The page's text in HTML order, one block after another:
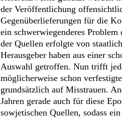
der Veröffentlichung
Gegenüberlieferungen für die
ein schwerwiegenderes
der Quellen erfolgte von
Herausgeber haben aus einer
Auswahl getroffen. Nun trifft
möglicherweise schon
grundsätzlich auf Misstrauen.
Jahren gerade auch für diese
sowjetischen Quellen, sodass